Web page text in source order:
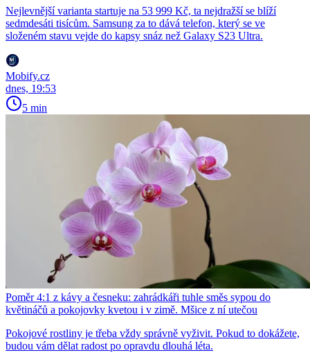
Nejlevnější varianta startuje na 53 999 Kč, ta nejdražší se blíží
sedmdesáti tisícům. Samsung za to dává telefon, který se ve
složeném stavu vejde do kapsy snáz než Galaxy S23 Ultra.
Mobify.cz
dnes, 19:53
5 min
Poměr 4:1 z kávy a česneku: zahrádkáři tuhle směs sypou do
květináčů a pokojovky kvetou i v zimě. Mšice z ní utečou
Pokojové rostliny je třeba vždy správně vyživit. Pokud to dokážete,
budou vám dělat radost po opravdu dlouhá léta.